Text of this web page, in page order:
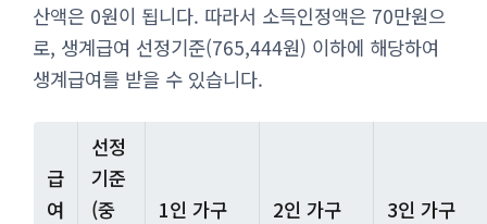
산액은 0원이 됩니다. 따라서 소득인정액은 70만원으
로, 생계급여 선정기준(765,444원) 이하에 해당하여
생계급여를 받을 수 있습니다.
급
여
선정
기준
(중
1인 가구
2인 가구
3인 가구